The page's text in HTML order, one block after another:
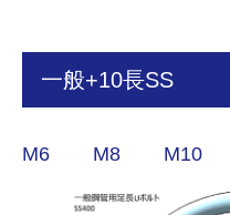
一般+10長SS
M6 M8 M10